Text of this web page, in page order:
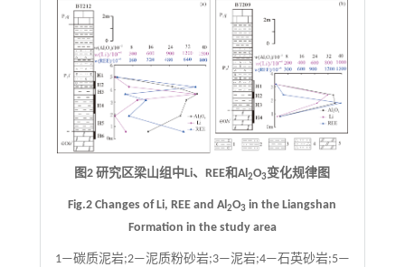
图2 研究区梁山组中Li、REE和Al2O3变化规律图
Fig.2 Changes of Li, REE and Al2O3 in the Liangshan
Formation in the study area
1—碳质泥岩;2—泥质粉砂岩;3—泥岩;4—石英砂岩;5—